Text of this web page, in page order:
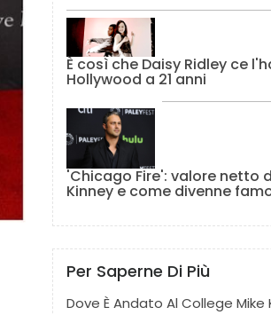
È così che Daisy Ridley ce
Hollywood a 21 anni
'Chicago Fire': valore netto
Kinney e come divenne
Per Saperne Di Più
Dove È Andato Al College Mike